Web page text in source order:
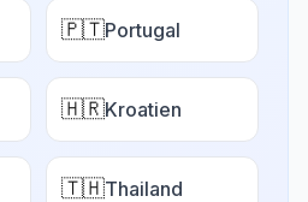
🇵🇹Portugal
🇭🇷Kroatien
🇹🇭Thailand